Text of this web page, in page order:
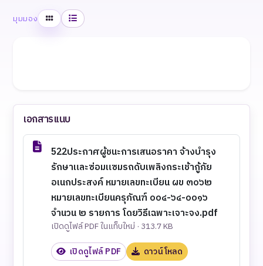
มุมมอง ตารางรายการ
เอกสารแนบ
522ประกาศผู้ชนะการเสนอราคา จ้างบำรุง
รักษาและซ่อมแซมรถดับเพลิงกระเช้ากู้ภัย
อเนกประสงค์ หมายเลขทะเบียน ผข ๓๐๖๒
หมายเลขทะเบียนครุภัณฑ์ ๐๐๔-๖๔-๐๐๑๖
จำนวน ๒ รายการ โดยวิธีเฉพาะเจาะจง.pdf
เปิดดูไฟล์ PDF ในแท็บใหม่ · 313.7 KB
เปิดดูไฟล์ PDF ดาวน์โหลด